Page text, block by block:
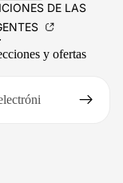
DE LAS
y ofertas